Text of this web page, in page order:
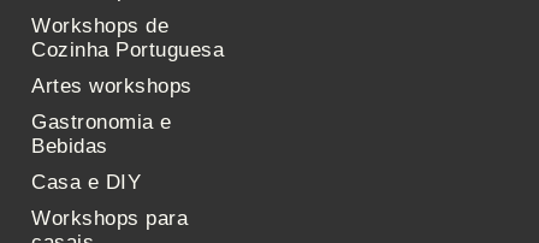
Workshops de
Cozinha Portuguesa
Artes workshops
Gastronomia e
Bebidas
Casa e DIY
Workshops para